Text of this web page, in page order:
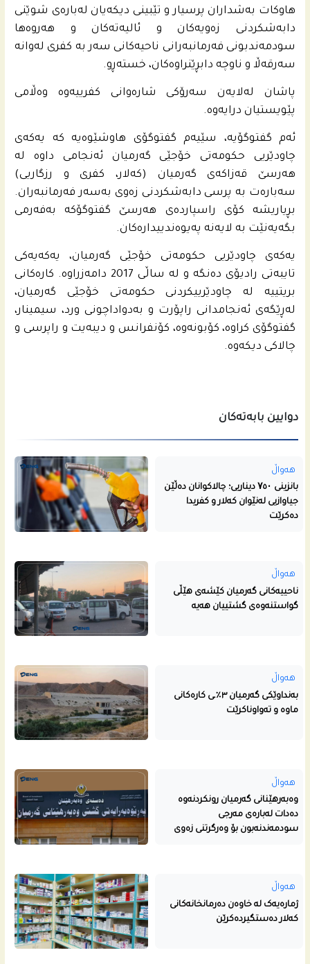
هاوكات به‌شداران پرسیار و تێبینی دیكه‌یان له‌باره‌ى شوێنى
دابه‌شكردنى زه‌ویه‌كان و ئالیه‌ته‌كان و هه‌روه‌ها
سودمه‌ندبونى فه‌رمانبه‌رانى ناحیه‌كانى سه‌ر به‌ كفری له‌وانه‌
سه‌رقه‌ڵا و ناوچه‌ دابڕێنراوه‌كان، خسته‌ڕو.
پاشان له‌لایه‌ن سه‌رۆكى شاره‌وانى كفرییه‌وه‌ وه‌ڵامى
پێویستیان درایه‌وه‌.
ئه‌م گفتوگۆیه‌، سێیه‌م گفتوگۆی هاوشێوه‌یه‌ كه‌ یه‌كه‌ى
چاودێریی حكومه‌تى خۆجێی گه‌رمیان ئه‌نجامى داوه‌ له‌
هه‌رسێ قه‌زاكه‌ى گه‌رمیان (كه‌لار، كفری و رزگاریی)
سه‌باره‌ت به‌ پرسی دابه‌شكردنى زه‌وی به‌سه‌ر فه‌رمانبه‌ران.
بڕیاریشه‌ كۆی راسپارده‌ى هه‌رسێ گفتوگۆكه‌ به‌فه‌رمی
بگه‌یه‌نێت به‌ لایه‌نه‌ په‌یوه‌ندییداره‌كان.
یه‌كه‌ى چاودێریی حكومه‌تى خۆجێی گه‌رمیان، یه‌كه‌یه‌كى
تایبه‌تى رادیۆی ده‌نگه‌ و له‌ ساڵی 2017 دامه‌زراوه‌. كاره‌كانى
بریتییه‌ له‌ چاودێرییكردنى حكومه‌تى خۆجێی گه‌رمیان،
له‌ڕێگه‌ى ئه‌نجامدانى راپۆرت و به‌دواداچونى ورد، سیمینار،
گفتوگۆی كراوه‌، كۆبونه‌وه‌، كۆنفرانس و دیبه‌یت و راپرسی و
چالاكی دیكه‌وه‌.
دوایین بابەتەکان
هەواڵ
بانزینی ۷٥۰ دیناریی؛ چالاکوانان دەڵێن
جیاوازیی لەنێوان کەلار و کفریدا
دەکرێت
هەواڵ
ناحییه‌كانى گه‌رمیان كێشه‌ى هێڵى
گواستنه‌وه‌ى گشتییان هه‌یه‌
هەواڵ
بەنداوێکی گەرمیان ٣٪ـی کارەکانی
ماوە و تەواوناکرێت
هەواڵ
وەبەرهێنانی گەرمیان رونکردنەوە
دەدات لەبارەی مەرجی
سودمەندنەبون بۆ وەرگرتنی زەوی
هەواڵ
ژمارەیەک لە خاوەن دەرمانخانەکانی
کەلار دەستگیردەکرێن